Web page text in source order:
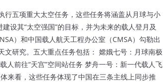
五项重大太空任务，这些任务将涵盖从月球与小
设其“太空强国”的目标，并为未来的载人登月及
）和中国载人航天工程办公室（CMSA）勾勒出
研究。五大重点任务包括： 嫦娥七号：月球南极
人前往“天宫”空间站任务 梦舟一号：新一代载人飞
来看，这些任务体现了中国在三条主线上同步推